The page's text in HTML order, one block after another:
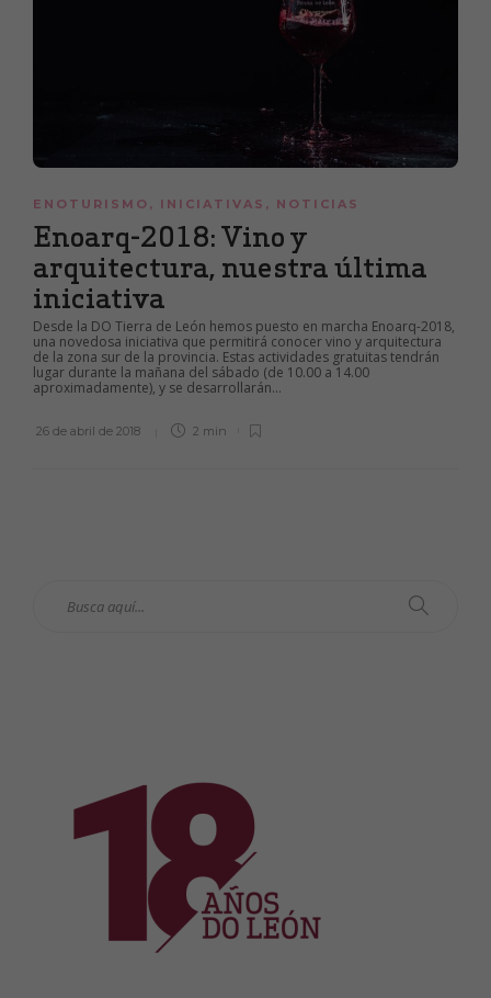
ENOTURISMO , INICIATIVAS , NOTICIAS
Enoarq-2018: Vino y
arquitectura, nuestra última
iniciativa
Desde la DO Tierra de León hemos puesto en marcha Enoarq-2018,
una novedosa iniciativa que permitirá conocer vino y arquitectura
de la zona sur de la provincia. Estas actividades gratuitas tendrán
lugar durante la mañana del sábado (de 10.00 a 14.00
aproximadamente), y se desarrollarán...
26 de abril de 2018 2 min